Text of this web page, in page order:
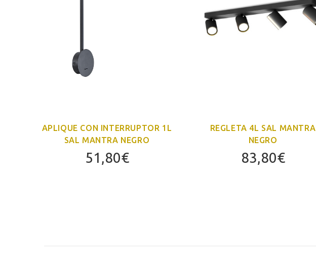
APLIQUE CON INTERRUPTOR 1L
SAL MANTRA NEGRO
51,80€
REGLETA 4L SAL MANTRA
NEGRO
83,80€